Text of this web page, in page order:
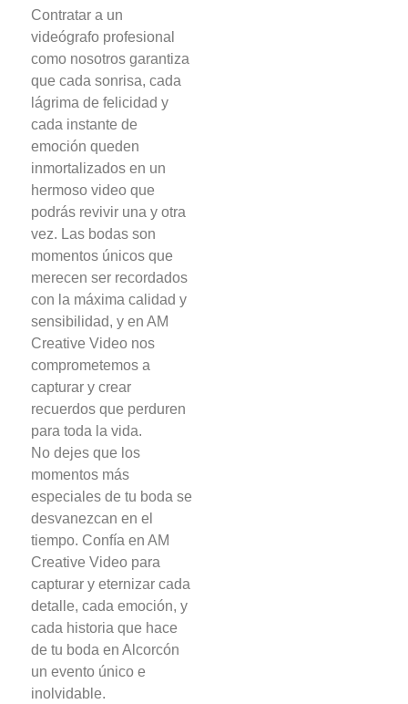
Contratar a un
videógrafo profesional
como nosotros garantiza
que cada sonrisa, cada
lágrima de felicidad y
cada instante de
emoción queden
inmortalizados en un
hermoso video que
podrás revivir una y otra
vez. Las bodas son
momentos únicos que
merecen ser recordados
con la máxima calidad y
sensibilidad, y en AM
Creative Video nos
comprometemos a
capturar y crear
recuerdos que perduren
para toda la vida.
No dejes que los
momentos más
especiales de tu boda se
desvanezcan en el
tiempo. Confía en AM
Creative Video para
capturar y eternizar cada
detalle, cada emoción, y
cada historia que hace
de tu boda en Alcorcón
un evento único e
inolvidable.